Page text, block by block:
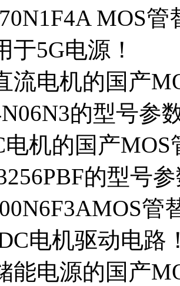
MOS
于5G电源！
流电机的国产
的型号参
机的国产MOS
的型号
管
电机驱动电路
能电源的国产